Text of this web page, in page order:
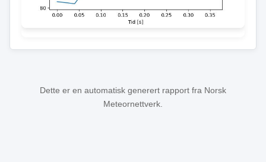
Dette er en automatisk generert rapport fra Norsk
Meteornettverk.